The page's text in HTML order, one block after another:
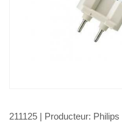
211125 | Producteur: Philips